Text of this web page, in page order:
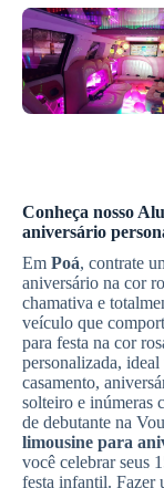
Conheça nosso
aniversário
Em Poá, contrate
aniversário na cor
chamativa e
veículo que
para festa na cor
personalizada,
casamento,
solteiro e inúmeras
de debutante na
limousine para
você celebrar seus
festa infantil. Fazer